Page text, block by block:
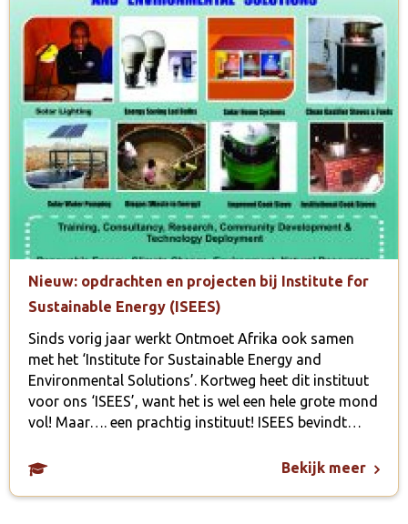
Nieuw: opdrachten en projecten bij Institute for
Sustainable Energy (ISEES)
Sinds vorig jaar werkt Ontmoet Afrika ook samen
met het ‘Institute for Sustainable Energy and
Environmental Solutions’. Kortweg heet dit instituut
voor ons ‘ISEES’, want het is wel een hele grote mond
vol! Maar…. een prachtig instituut! ISEES bevindt…
Bekijk meer